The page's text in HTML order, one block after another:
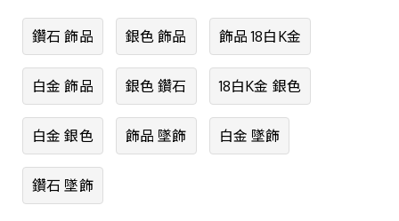
鑽石 飾品 銀色 飾品 飾品 18白K金
白金 飾品 銀色 鑽石 18白K金 銀色
白金 銀色 飾品 墜飾 白金 墜飾
鑽石 墜飾